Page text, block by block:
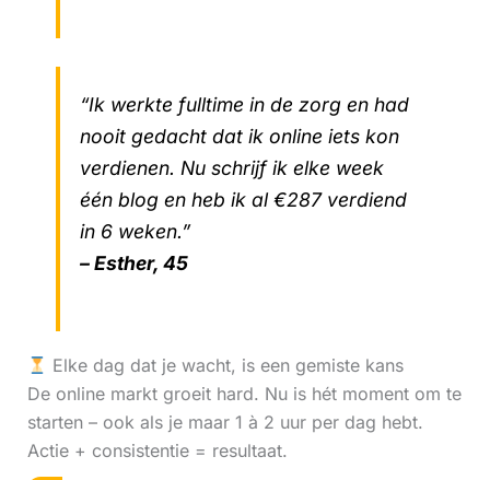
“Ik werkte fulltime in de zorg en had
nooit gedacht dat ik online iets kon
verdienen. Nu schrijf ik elke week
één blog en heb ik al €287 verdiend
in 6 weken.”
– Esther, 45
Elke dag dat je wacht, is een gemiste kans
De online markt groeit hard. Nu is hét moment om te
starten – ook als je maar 1 à 2 uur per dag hebt.
Actie + consistentie = resultaat.